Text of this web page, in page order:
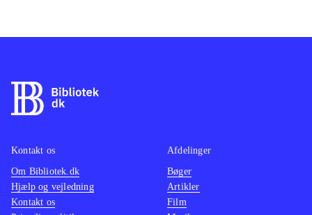
Kontakt os
Om Bibliotek.dk
Hjælp og vejledning
Kontakt os
Afdelinger
Bøger
Artikler
Film